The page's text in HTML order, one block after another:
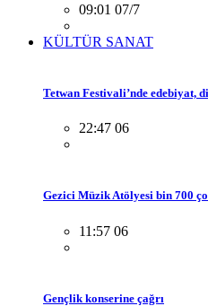
09:01 07/7
KÜLTÜR SANAT
Tetwan Festivali’nde edebiyat,
22:47 06
Gezici Müzik Atölyesi bin 700
11:57 06
Gençlik konserine çağrı